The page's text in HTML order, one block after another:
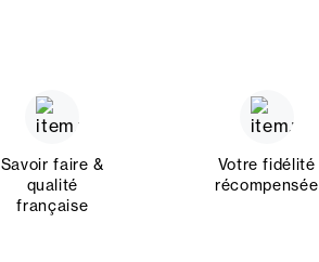
Savoir faire &
qualité
française
Votre fidélité
récompensée